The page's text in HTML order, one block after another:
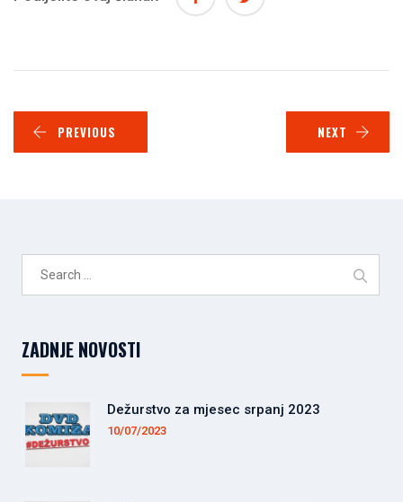
PREVIOUS NEXT
ZADNJE NOVOSTI
Dežurstvo za mjesec srpanj 2023
10/07/2023